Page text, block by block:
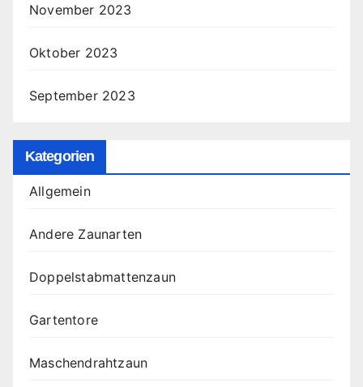
November 2023
Oktober 2023
September 2023
Kategorien
Allgemein
Andere Zaunarten
Doppelstabmattenzaun
Gartentore
Maschendrahtzaun